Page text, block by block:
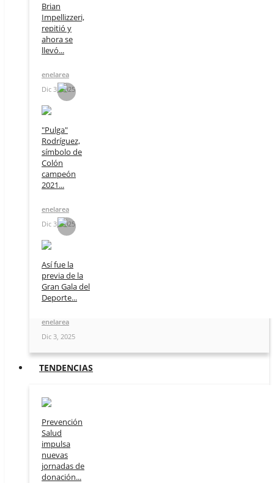
Brian
Impellizzeri,
repitió y
ahora se
llevó...
enelarea
Dic 3, 2025
"Pulga"
Rodríguez,
símbolo de
Colón
campeón
2021...
enelarea
Dic 3, 2025
Así fue la
previa de la
Gran Gala del
Deporte...
enelarea
Dic 3, 2025
TENDENCIAS
Prevención
Salud
impulsa
nuevas
jornadas de
donación...